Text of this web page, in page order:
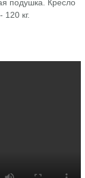
подушка. Кресло
кг.